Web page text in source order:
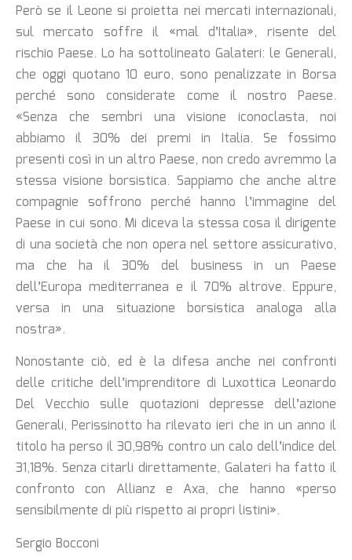
Però se il Leone si proietta nei mercati internazionali,
sul mercato soffre il «mal d’Italia», risente del
rischio Paese. Lo ha sottolineato Galateri: le Generali,
che oggi quotano 10 euro, sono penalizzate in Borsa
perché sono considerate come il nostro Paese.
«Senza che sembri una visione iconoclasta, noi
abbiamo il 30% dei premi in Italia. Se fossimo
presenti così in un altro Paese, non credo avremmo la
stessa visione borsistica. Sappiamo che anche altre
compagnie soffrono perché hanno l’immagine del
Paese in cui sono. Mi diceva la stessa cosa il dirigente
di una società che non opera nel settore assicurativo,
ma che ha il 30% del business in un Paese
dell’Europa mediterranea e il 70% altrove. Eppure,
versa in una situazione borsistica analoga alla
nostra».
Nonostante ciò, ed è la difesa anche nei confronti
delle critiche dell’imprenditore di Luxottica Leonardo
Del Vecchio sulle quotazioni depresse dell’azione
Generali, Perissinotto ha rilevato ieri che in un anno il
titolo ha perso il 30,98% contro un calo dell’indice del
31,18%. Senza citarli direttamente, Galateri ha fatto il
confronto con Allianz e Axa, che hanno «perso
sensibilmente di più rispetto ai propri listini».
Sergio Bocconi